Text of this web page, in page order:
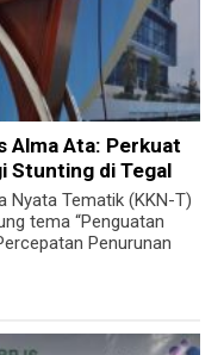
Alma Ata: Perkuat
Stunting di Tegal
Nyata Tematik (KKN-T)
tema “Penguatan
Penurunan